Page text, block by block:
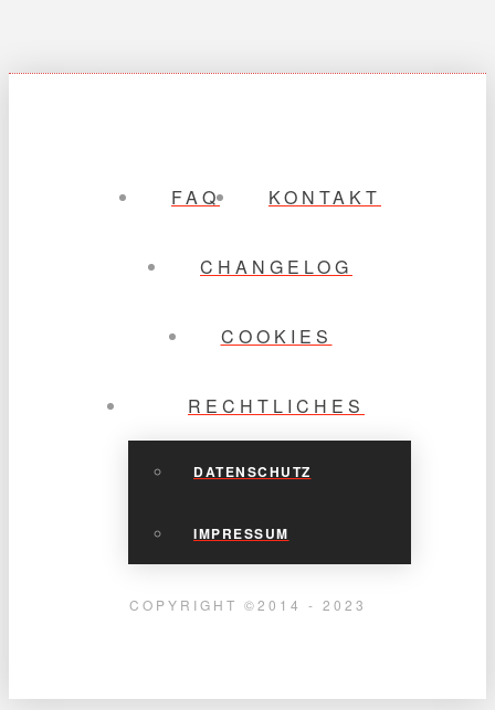
FAQ KONTAKT
CHANGELOG
COOKIES
RECHTLICHES
DATENSCHUTZ
IMPRESSUM
COPYRIGHT ©2014 - 2023